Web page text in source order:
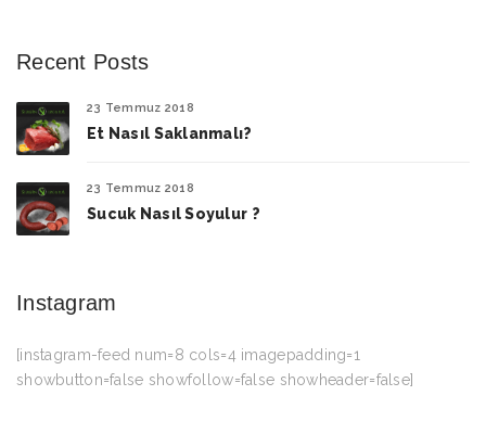
Recent Posts
23 Temmuz 2018
Et Nasıl Saklanmalı?
23 Temmuz 2018
Sucuk Nasıl Soyulur ?
Instagram
[instagram-feed num=8 cols=4 imagepadding=1
showbutton=false showfollow=false showheader=false]